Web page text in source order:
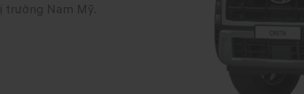
trường Nam Mỹ.